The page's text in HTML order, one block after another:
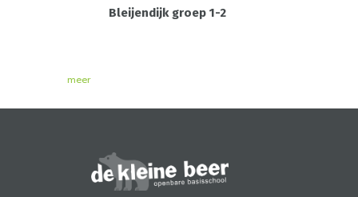
Bleijendijk groep 1-2
meer